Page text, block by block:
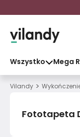
Wszystko Mega
Vilandy >
Fototapeta